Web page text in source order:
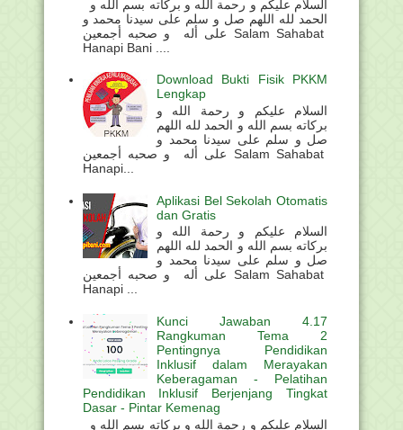
الحمد لله اللهم صل و سلم على سيدنا محمد و
على أله و صحبه أجمعين Salam Sahabat
Hanapi Bani ....
Download Bukti Fisik PKKM
Lengkap
السلام عليكم و رحمة الله و
بركاته بسم الله و الحمد لله اللهم
صل و سلم على سيدنا محمد و
على أله و صحبه أجمعين Salam Sahabat
Hanapi...
Aplikasi Bel Sekolah Otomatis
dan Gratis
السلام عليكم و رحمة الله و
بركاته بسم الله و الحمد لله اللهم
صل و سلم على سيدنا محمد و
على أله و صحبه أجمعين Salam Sahabat
Hanapi ...
Kunci Jawaban 4.17
Rangkuman Tema 2
Pentingnya Pendidikan
Inklusif dalam Merayakan
Keberagaman - Pelatihan
Pendidikan Inklusif Berjenjang Tingkat
Dasar - Pintar Kemenag